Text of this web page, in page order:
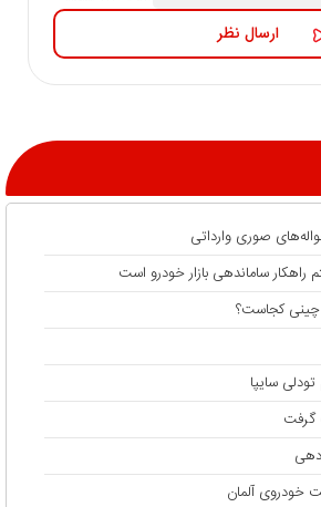
صوری وارداتی
راهکار ساماندهی بازار خودرو است
چینی کجاست؟
گرفت
خودروی آلمان